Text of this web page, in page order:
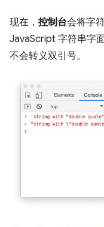
现在， 控制台会将字
JavaScript 字符串字
不会转义双引号。